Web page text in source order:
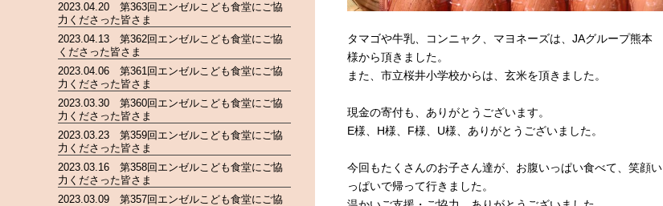
タマゴや牛乳、コンニャク、マヨネーズは、JAグループ熊本
様から頂きました。
また、市立桜井小学校からは、玄米を頂きました。
現金の寄付も、ありがとうございます。
E様、H様、F様、U様、ありがとうございました。
今回もたくさんのお子さん達が、お腹いっぱい食べて、笑顔い
っぱいで帰って行きました。
2023.04.20 第363回エンゼルこども食堂にご協
力くださった皆さま
2023.04.13 第362回エンゼルこども食堂にご協
くださった皆さま
2023.04.06 第361回エンゼルこども食堂にご協
力くださった皆さま
2023.03.30 第360回エンゼルこども食堂にご協
力くださった皆さま
2023.03.23 第359回エンゼルこども食堂にご協
力くださった皆さま
2023.03.16 第358回エンゼルこども食堂にご協
力くださった皆さま
2023.03.09 第357回エンゼルこども食堂にご協